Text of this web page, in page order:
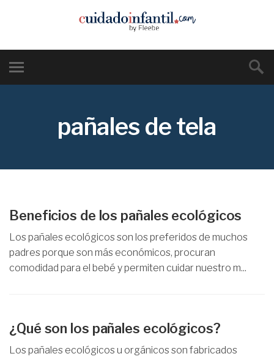
pañales de tela
Beneficios de los pañales ecológicos
Los pañales ecológicos son los preferidos de muchos
padres porque son más económicos, procuran
comodidad para el bebé y permiten cuidar nuestro m...
¿Qué son los pañales ecológicos?
Los pañales ecológicos u orgánicos son fabricados